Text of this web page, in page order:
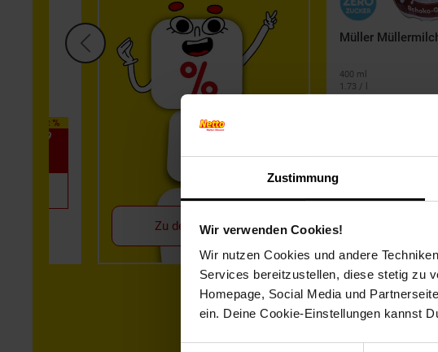
Zustimmung
Wir verwenden Cookies!
Wir nutzen Cookies und andere
Services bereitzustellen, diese stetig zu
Homepage, Social Media und
ein. Deine Cookie-Einstellungen kannst
-32 %
UVP 2.49
Zu den Angeboten
Müller
400 ml
1.73 / l